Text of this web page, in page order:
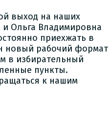
выход на наших
Ольга Владимировна
приехжать в
новый рабочий формат
в избирательный
пункты.
к нашим